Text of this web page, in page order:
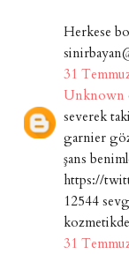
Herkese
31
Unknown
severek
garnier
şans
https://
12544
31